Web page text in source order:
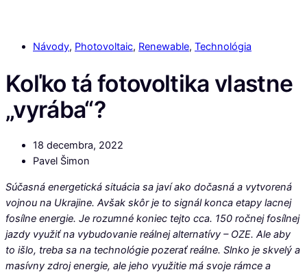
Návody, Photovoltaic, Renewable, Technológia
Koľko tá fotovoltika vlastne
„vyrába“?
18 decembra, 2022
Pavel Šimon
Súčasná energetická situácia sa javí ako dočasná a vytvorená
vojnou na Ukrajine. Avšak skôr je to signál konca etapy lacnej
fosílne energie. Je rozumné koniec tejto cca. 150 ročnej fosílnej
jazdy využiť na vybudovanie reálnej alternatívy – OZE. Ale aby
to išlo, treba sa na technológie pozerať reálne. Slnko je skvelý a
masívny zdroj energie, ale jeho využitie má svoje rámce a